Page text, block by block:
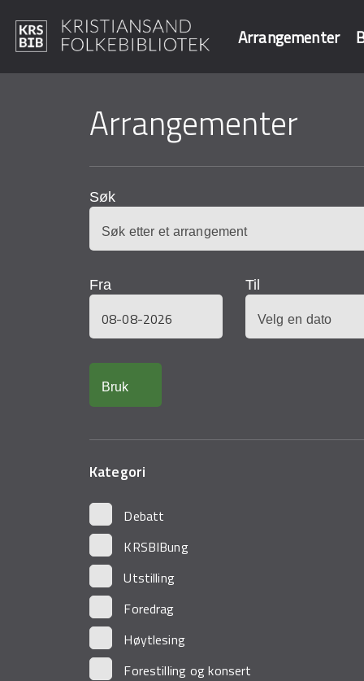
Arrangementer
Søk i våre
Arrangementer
Søk
Fra
Til
Kategori
Debatt
KRSBIBung
Utstilling
Foredrag
Høytlesing
Forestilling og konsert